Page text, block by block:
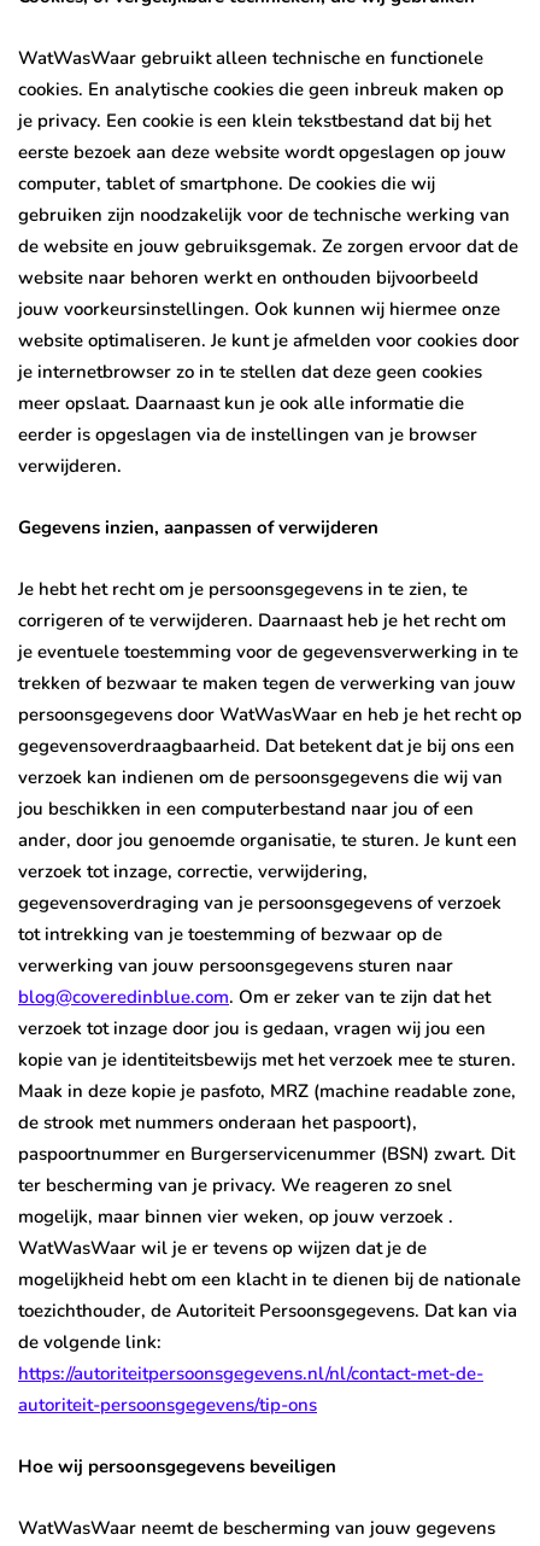
WatWasWaar gebruikt alleen technische en functionele
cookies. En analytische cookies die geen inbreuk maken op
je privacy. Een cookie is een klein tekstbestand dat bij het
eerste bezoek aan deze website wordt opgeslagen op jouw
computer, tablet of smartphone. De cookies die wij
gebruiken zijn noodzakelijk voor de technische werking van
de website en jouw gebruiksgemak. Ze zorgen ervoor dat de
website naar behoren werkt en onthouden bijvoorbeeld
jouw voorkeursinstellingen. Ook kunnen wij hiermee onze
website optimaliseren. Je kunt je afmelden voor cookies door
je internetbrowser zo in te stellen dat deze geen cookies
meer opslaat. Daarnaast kun je ook alle informatie die
eerder is opgeslagen via de instellingen van je browser
verwijderen.
Gegevens inzien, aanpassen of verwijderen
Je hebt het recht om je persoonsgegevens in te zien, te
corrigeren of te verwijderen. Daarnaast heb je het recht om
je eventuele toestemming voor de gegevensverwerking in te
trekken of bezwaar te maken tegen de verwerking van jouw
persoonsgegevens door WatWasWaar en heb je het recht op
gegevensoverdraagbaarheid. Dat betekent dat je bij ons een
verzoek kan indienen om de persoonsgegevens die wij van
jou beschikken in een computerbestand naar jou of een
ander, door jou genoemde organisatie, te sturen. Je kunt een
verzoek tot inzage, correctie, verwijdering,
gegevensoverdraging van je persoonsgegevens of verzoek
tot intrekking van je toestemming of bezwaar op de
verwerking van jouw persoonsgegevens sturen naar
blog@coveredinblue.com. Om er zeker van te zijn dat het
verzoek tot inzage door jou is gedaan, vragen wij jou een
kopie van je identiteitsbewijs met het verzoek mee te sturen.
Maak in deze kopie je pasfoto, MRZ (machine readable zone,
de strook met nummers onderaan het paspoort),
paspoortnummer en Burgerservicenummer (BSN) zwart. Dit
ter bescherming van je privacy. We reageren zo snel
mogelijk, maar binnen vier weken, op jouw verzoek .
WatWasWaar wil je er tevens op wijzen dat je de
mogelijkheid hebt om een klacht in te dienen bij de nationale
toezichthouder, de Autoriteit Persoonsgegevens. Dat kan via
de volgende link:
https://autoriteitpersoonsgegevens.nl/nl/contact-met-de-
autoriteit-persoonsgegevens/tip-ons
Hoe wij persoonsgegevens beveiligen
WatWasWaar neemt de bescherming van jouw gegevens